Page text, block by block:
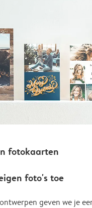
fotokaarten
foto's toe
geven we je